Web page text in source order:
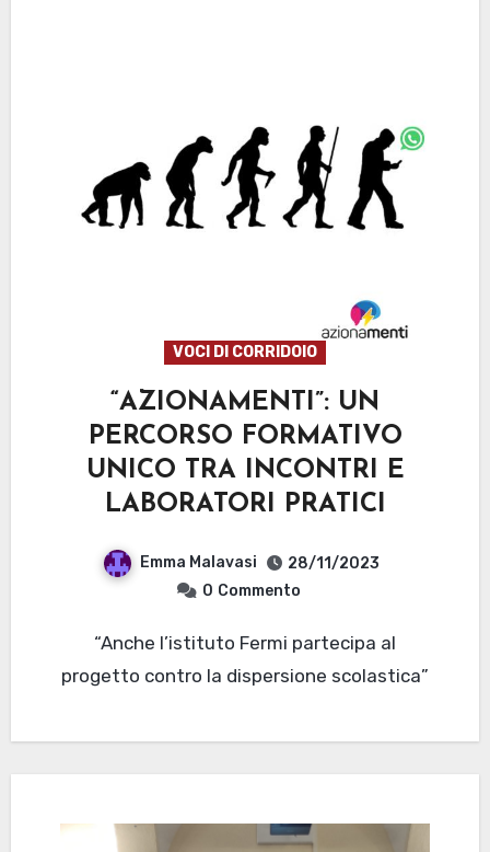
VOCI DI CORRIDOIO
“AZIONAMENTI”: UN
PERCORSO FORMATIVO
UNICO TRA INCONTRI E
LABORATORI PRATICI
Emma Malavasi
28/11/2023
0 Commento
“Anche l’istituto Fermi partecipa al
progetto contro la dispersione scolastica”